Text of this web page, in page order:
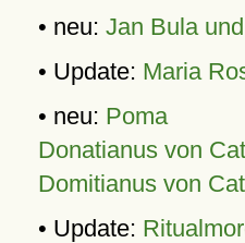
• neu: Jan Bula
• Update: Maria
• neu: Poma
Donatianus von
Domitianus von
• Update: